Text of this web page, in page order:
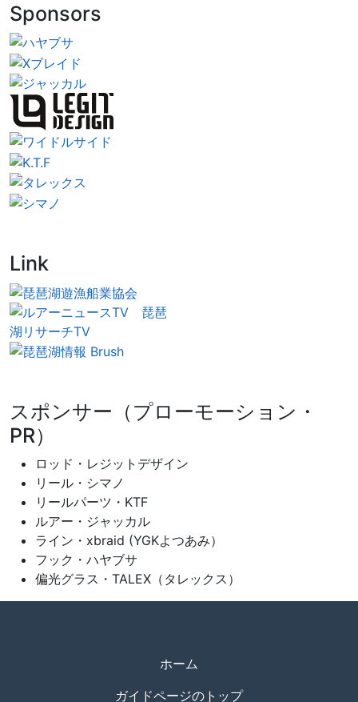
Sponsors
Link
スポンサー（プローモーション・
PR）
ロッド・レジットデザイン
リール・シマノ
リールパーツ・KTF
ルアー・ジャッカル
ライン・xbraid (YGKよつあみ）
フック・ハヤブサ
偏光グラス・TALEX（タレックス）
ホーム
ガイドページのトップ